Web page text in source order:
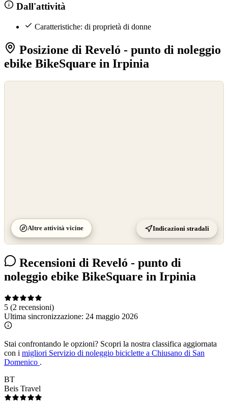
Dall'attività
Caratteristiche: di proprietà di donne
Posizione di Reveló - punto di noleggio
ebike BikeSquare in Irpinia
Altre attività vicine Indicazioni stradali
Recensioni di Reveló - punto di
noleggio ebike BikeSquare in Irpinia
5 (2 recensioni)
Ultima sincronizzazione: 24 maggio 2026
Stai confrontando le opzioni? Scopri la nostra classifica aggiornata
con i migliori Servizio di noleggio biciclette a Chiusano di San
Domenico .
BT
Beis Travel